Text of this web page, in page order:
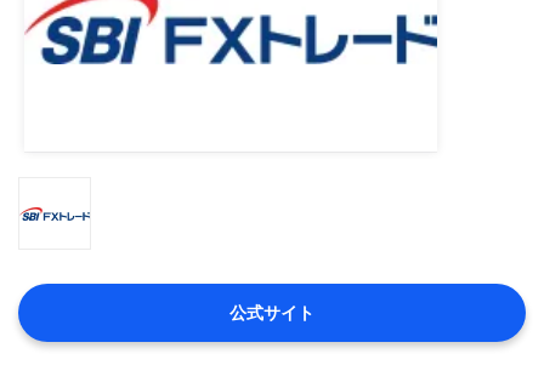
公式サイト